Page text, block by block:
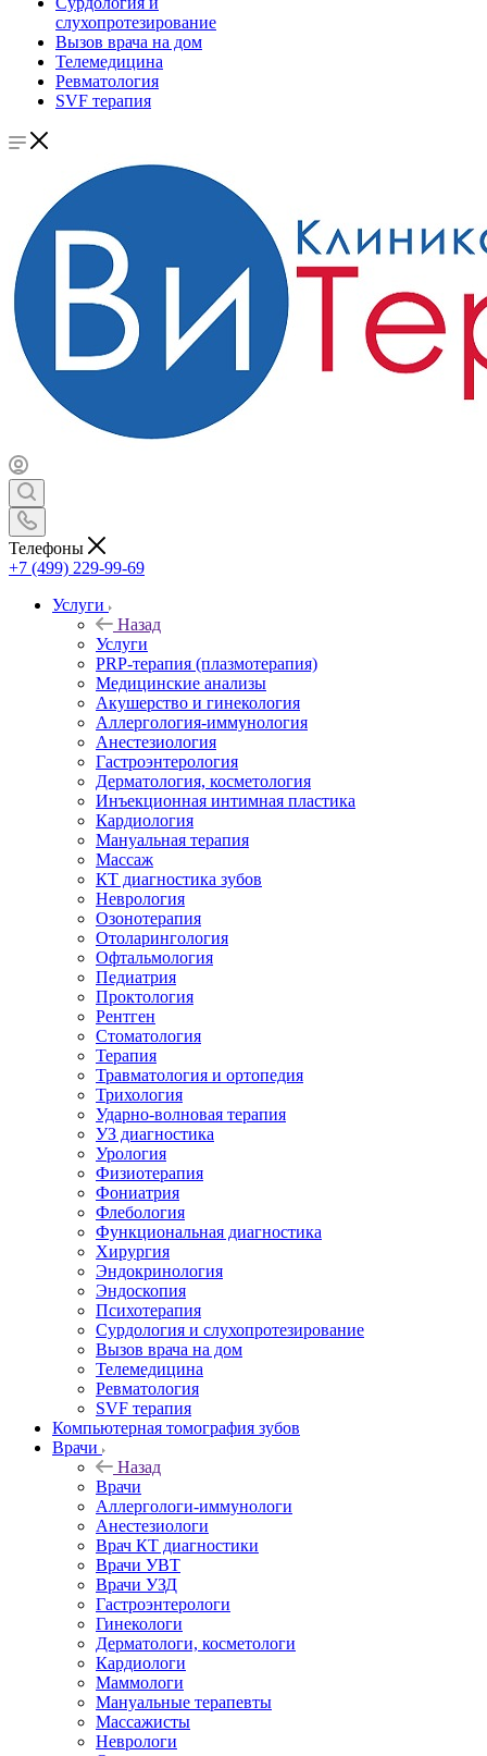
слухопротезирование
Вызов врача на дом
Телемедицина
Ревматология
SVF терапия
Телефоны
+7 (499) 229-99-69
Услуги
Назад
Услуги
PRP-терапия (плазмотерапия)
Медицинские анализы
Акушерство и гинекология
Аллергология-иммунология
Анестезиология
Гастроэнтерология
Дерматология, косметология
Инъекционная интимная пластика
Кардиология
Мануальная терапия
Массаж
КТ диагностика зубов
Неврология
Озонотерапия
Отоларингология
Офтальмология
Педиатрия
Проктология
Рентген
Стоматология
Терапия
Травматология и ортопедия
Трихология
Ударно-волновая терапия
УЗ диагностика
Урология
Физиотерапия
Фониатрия
Флебология
Функциональная диагностика
Хирургия
Эндокринология
Эндоскопия
Психотерапия
Сурдология и слухопротезирование
Вызов врача на дом
Телемедицина
Ревматология
SVF терапия
Компьютерная томография зубов
Врачи
Назад
Врачи
Аллергологи-иммунологи
Анестезиологи
Врач КТ диагностики
Врачи УВТ
Врачи УЗД
Гастроэнтерологи
Гинекологи
Дерматологи, косметологи
Кардиологи
Маммологи
Мануальные терапевты
Массажисты
Неврологи